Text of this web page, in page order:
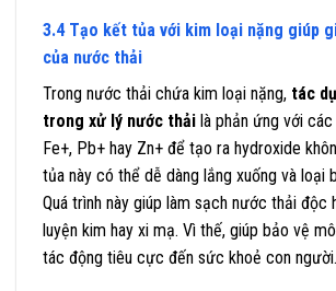
3.4 Tạo kết tủa với kim loại nặng giúp
của nước thải
Trong nước thải chứa kim loại nặng, tác
trong xử lý nước thải là phản ứng với
Fe+, Pb+ hay Zn+ để tạo ra hydroxide
tủa này có thể dễ dàng lắng xuống và loại
Quá trình này giúp làm sạch nước thải độc
luyện kim hay xi mạ. Vì thế, giúp bảo vệ
tác động tiêu cực đến sức khoẻ con người.